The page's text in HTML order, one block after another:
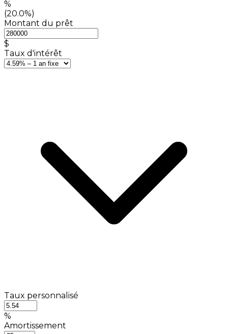
%
(20.0%)
Montant du prêt
$
Taux d'intérêt
Taux personnalisé
%
Amortissement